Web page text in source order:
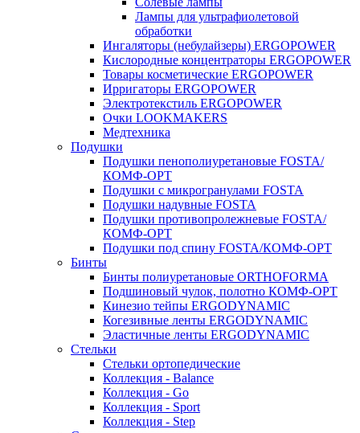
Лампы для ультрафиолетовой
обработки
Ингаляторы (небулайзеры) ERGOPOWER
Кислородные концентраторы ERGOPOWER
Товары косметические ERGOPOWER
Ирригаторы ERGOPOWER
Электротекстиль ERGOPOWER
Очки LOOKMAKERS
Медтехника
Подушки
Подушки пенополиуретановые FOSTA/
КОМФ-ОРТ
Подушки с микрогранулами FOSTA
Подушки надувные FOSTA
Подушки противопролежневые FOSTA/
КОМФ-ОРТ
Подушки под спину FOSTA/КОМФ-ОРТ
Бинты
Бинты полиуретановые ORTHOFORMA
Подшиновый чулок, полотно КОМФ-ОРТ
Кинезио тейпы ERGODYNAMIC
Когезивные ленты ERGODYNAMIC
Эластичные ленты ERGODYNAMIC
Стельки
Стельки ортопедические
Коллекция - Balance
Коллекция - Go
Коллекция - Sport
Коллекция - Step